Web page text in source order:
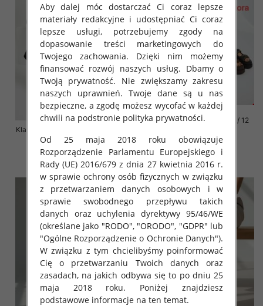
Klapki damskie Roz 36-41 / 12 par
72.00 zł
szczegóły
Klapki damskie Roz 36-42 / 12
76.00 zł
szczegóły
Aby dalej móc dostarczać Ci coraz lepsze
materiały redakcyjne i udostępniać Ci coraz
lepsze usługi, potrzebujemy zgody na
dopasowanie treści marketingowych do
Twojego zachowania. Dzięki nim możemy
finansować rozwój naszych usług. Dbamy o
Twoją prywatność. Nie zwiększamy zakresu
naszych uprawnień. Twoje dane są u nas
bezpieczne, a zgodę możesz wycofać w każdej
chwili na podstronie polityka prywatności.
Od 25 maja 2018 roku obowiązuje
Rozporządzenie Parlamentu Europejskiego i
Rady (UE) 2016/679 z dnia 27 kwietnia 2016 r.
w sprawie ochrony osób fizycznych w związku
z przetwarzaniem danych osobowych i w
sprawie swobodnego przepływu takich
danych oraz uchylenia dyrektywy 95/46/WE
(określane jako "RODO", "ORODO", "GDPR" lub
"Ogólne Rozporządzenie o Ochronie Danych").
W związku z tym chcielibyśmy poinformować
Cię o przetwarzaniu Twoich danych oraz
zasadach, na jakich odbywa się to po dniu 25
maja 2018 roku. Poniżej znajdziesz
podstawowe informacje na ten temat.